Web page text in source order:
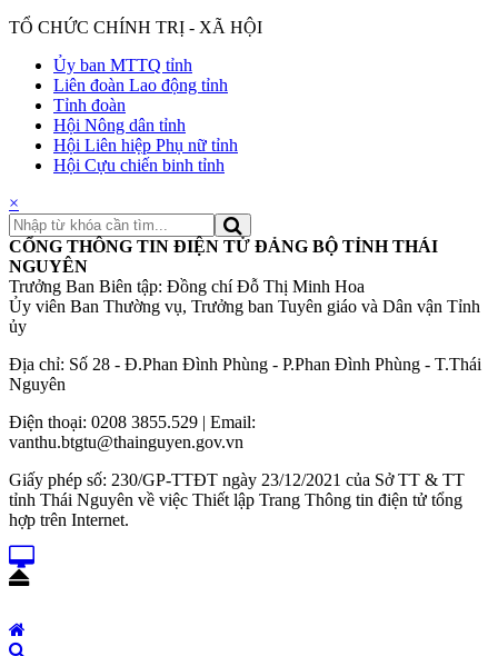
TỔ CHỨC CHÍNH TRỊ - XÃ HỘI
Ủy ban MTTQ tỉnh
Liên đoàn Lao động tỉnh
Tỉnh đoàn
Hội Nông dân tỉnh
Hội Liên hiệp Phụ nữ tỉnh
Hội Cựu chiến binh tỉnh
×
CỔNG THÔNG TIN ĐIỆN TỬ ĐẢNG BỘ TỈNH THÁI
NGUYÊN
Trưởng Ban Biên tập: Đồng chí Đỗ Thị Minh Hoa
Ủy viên Ban Thường vụ, Trưởng ban Tuyên giáo và Dân vận Tỉnh
ủy
Địa chỉ: Số 28 - Đ.Phan Đình Phùng - P.Phan Đình Phùng - T.Thái
Nguyên
Điện thoại: 0208 3855.529 | Email:
vanthu.btgtu@thainguyen.gov.vn
Giấy phép số: 230/GP-TTĐT ngày 23/12/2021 của Sở TT & TT
tỉnh Thái Nguyên về việc Thiết lập Trang Thông tin điện tử tổng
hợp trên Internet.